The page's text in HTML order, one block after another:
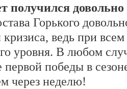
получился
Горького
ведь при
уровня. В любом
первой победы в
через неделю!